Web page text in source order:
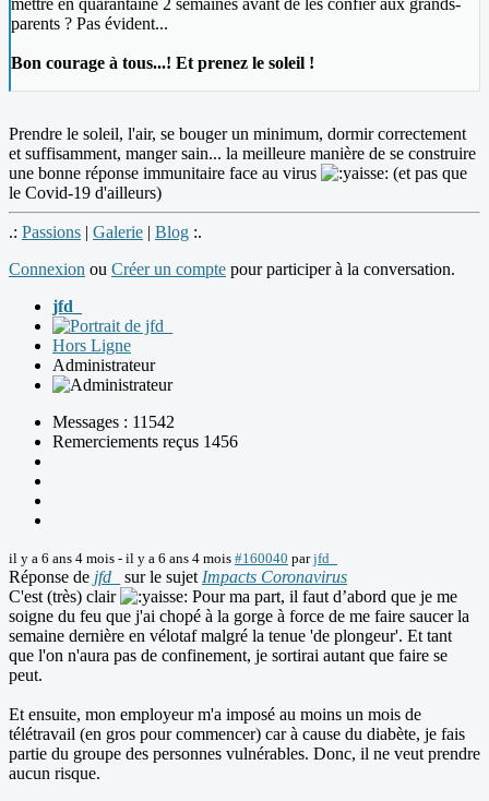
parents ? Pas évident...
Bon courage à tous...! Et prenez le soleil !
Prendre le soleil, l'air, se bouger un minimum, dormir correctement
et suffisamment, manger sain... la meilleure manière de se construire
une bonne réponse immunitaire face au virus
(et pas que
le Covid-19 d'ailleurs)
.: Passions | Galerie | Blog :.
Connexion ou Créer un compte pour participer à la conversation.
jfd_
Hors Ligne
Administrateur
Messages : 11542
Remerciements reçus 1456
il y a 6 ans 4 mois - il y a 6 ans 4 mois #160040 parjfd_
Réponse de jfd_ sur le sujet Impacts Coronavirus
C'est (très) clair
Pour ma part, il faut d’abord que je me
soigne du feu que j'ai chopé à la gorge à force de me faire saucer la
semaine dernière en vélotaf malgré la tenue 'de plongeur'. Et tant
que l'on n'aura pas de confinement, je sortirai autant que faire se
peut.
Et ensuite, mon employeur m'a imposé au moins un mois de
télétravail (en gros pour commencer) car à cause du diabète, je fais
partie du groupe des personnes vulnérables. Donc, il ne veut prendre
aucun risque.